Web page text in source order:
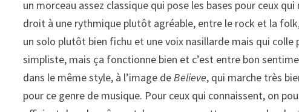
un morceau assez classique qui pose les bases pour ceux
droit à une rythmique plutôt agréable, entre le rock et la
un solo plutôt bien fichu et une voix nasillarde mais qui
simpliste, mais ça fonctionne bien et c’est entre bon
dans le même style, à l’image deBelieve, qui marche très
pour ce genre de musique. Pour ceux qui connaissent, on